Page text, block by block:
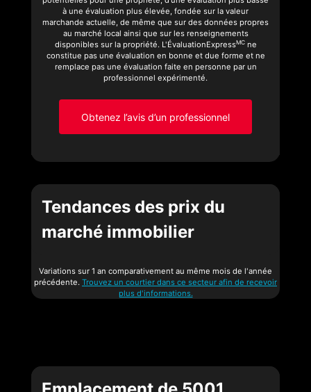
à une évaluation plus élevée, fondée sur la valeur
marchande actuelle, de même que sur des données propres
au marché local ainsi que sur les renseignements
disponibles sur la propriété. L'ÉvaluationExpressMCne
constitue pas une évaluation en bonne et due forme et ne
remplace pas une évaluation faite en personne par un
professionnel expérimenté.
Obtenez l’avis d’un professionnel
Tendances des prix du
marché immobilier
Variations sur 1 an comparativement au même mois de l'année
précédente. Trouvez un courtier dans ce secteur afin de recevoir
plus d'informations.